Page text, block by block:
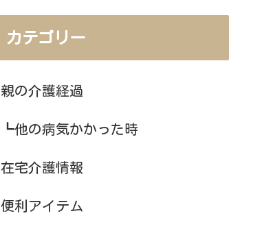
カテゴリー
親の介護経過
┗他の病気かかった時
在宅介護情報
便利アイテム